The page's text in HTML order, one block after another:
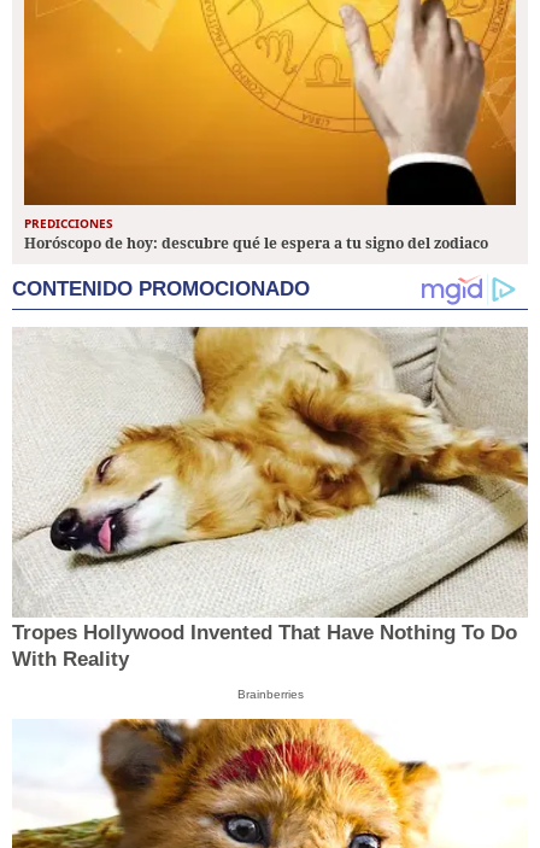
PREDICCIONES
Horóscopo de hoy: descubre qué le espera a tu signo del zodiaco
CONTENIDO PROMOCIONADO
Tropes Hollywood Invented That Have Nothing To Do
With Reality
Brainberries